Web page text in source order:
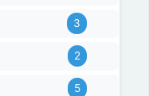
trong việc in đơn
3
2
5